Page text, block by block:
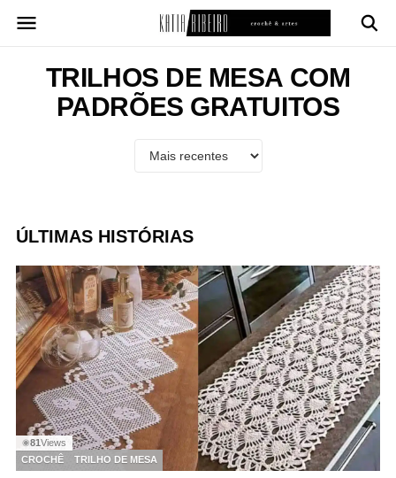
para
conteúdoTRILHOS DE MESA COM
PADRÕES GRATUITOS
ÚLTIMAS HISTÓRIAS
◉81Views
CROCHÊ
TRILHO DE MESA